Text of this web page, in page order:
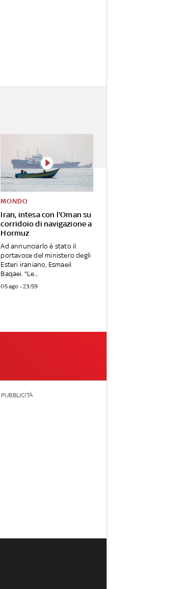
Iran, intesa con l'Oman su
corridoio di navigazione a
Hormuz
MONDO
Ad annunciarlo è stato il
portavoce del ministero degli
Esteri iraniano, Esmaeil
Baqaei. "Le...
05 ago - 23:59
PUBBLICITÀ